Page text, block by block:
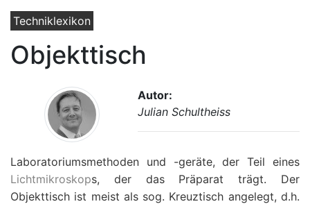
Techniklexikon
Objekttisch
Autor:
Julian Schultheiss
Laboratoriumsmethoden und -geräte, der Teil eines
Lichtmikroskops, der das Präparat trägt. Der
Objekttisch ist meist als sog. Kreuztisch angelegt, d.h.